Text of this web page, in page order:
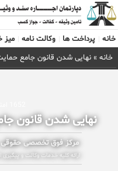
خانه
پرداخت ها وکالت نامه
خانه » نهایی شدن قانون جامع
نهایی شدن قانون
مرکز فوق تخصصی حقوقی
ارائه کلیه خدمات وکالت و